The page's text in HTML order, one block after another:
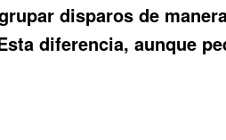
disparos de
diferencia, aunque